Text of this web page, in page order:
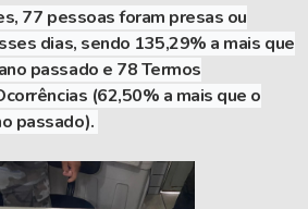
77 pessoas foram presas ou
dias, sendo 135,29% a mais que
passado e 78 Termos
(62,50% a mais que o
passado).